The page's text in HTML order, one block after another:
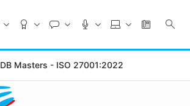
DB Masters - ISO 27001:2022